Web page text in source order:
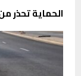
الحماية تحذر